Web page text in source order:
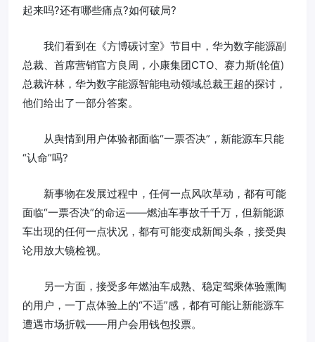
起来吗?还有哪些痛点?如何破局?
我们看到在《方博碳讨室》节目中，华为数字能源副
总裁、首席营销官方良周，小康集团CTO、赛力斯(轮值)
总裁许林，华为数字能源智能电动领域总裁王超的探讨，
他们给出了一部分答案。
从舆情到用户体验都面临“一票否决”，新能源车只能
“认命”吗?
新事物在发展过程中，任何一点风吹草动，都有可能
面临“一票否决”的命运——燃油车事故千千万，但新能源
车出现的任何一点状况，都有可能变成新闻头条，接受舆
论用放大镜检视。
另一方面，接受多年燃油车成熟、稳定驾乘体验熏陶
的用户，一丁点体验上的“不适”感，都有可能让新能源车
遭遇市场折戟——用户会用钱包投票。